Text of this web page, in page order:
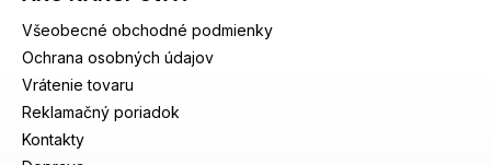
Všeobecné obchodné podmienky
Ochrana osobných údajov
Vrátenie tovaru
Reklamačný poriadok
Kontakty